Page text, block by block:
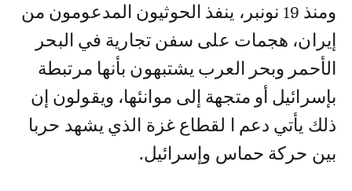
ومنذ 19 نونبر، ينفذ الحوثيون المدعومون من
إيران، هجمات على سفن تجارية في البحر
الأحمر وبحر العرب يشتبهون بأنها مرتبطة
بإسرائيل أو متجهة إلى موانئها، ويقولون إن
ذلك يأتي دعم ا لقطاع غزة الذي يشهد حربا
بين حركة حماس وإسرائيل.